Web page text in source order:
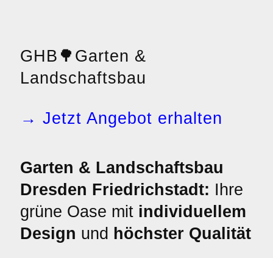
GHB 🌳 Garten &
Landschaftsbau
→ Jetzt Angebot erhalten
Garten & Landschaftsbau
Dresden Friedrichstadt: Ihre
grüne Oase mit individuellem
Design und höchster Qualität